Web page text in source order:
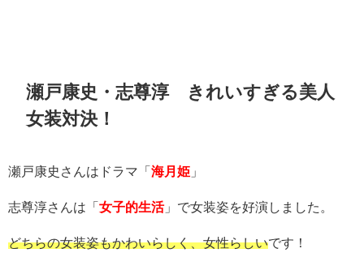
瀬戸康史・志尊淳 きれいすぎる美人
女装対決！
瀬戸康史さんはドラマ「海月姫 」
志尊淳さんは「女子的生活」で女装姿を好演しました。
どちらの女装姿もかわいらしく、女性らしいです！